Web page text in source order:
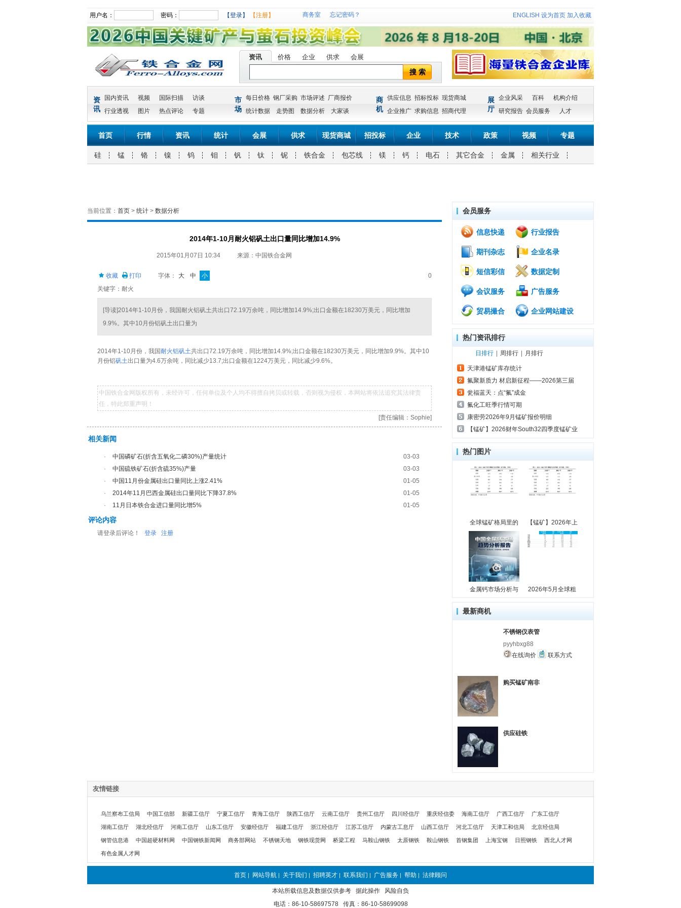
用户名： 密码： 【登录】 【注册】 商务室 忘记密码？ ENGLISH 设为首页 加入收藏
资讯 价格 企业 供求 会展
搜 索
资
讯
国内资讯 视频 国际扫描
访谈
行业透视
图片 热点评论 专题
市
场
每日价格 钢厂采购 市场评述 厂商报价
统计数据
走势图 数据分析 大家谈
商
机
供应信息 招标投标 现货商城
企业推广 求购信息 招商代理
展
厅
企业风采 百科
机构介绍
研究报告 会员服务 人才
首页 行情 资讯 统计 会展 供求 现货商城 招投标 企业 技术 政策 视频 专题
硅 锰 铬 镍 钨 钼 钒 钛 铌 铁合金 包芯线 镁 钙 电石 其它合金 金属 相关行业
当前位置： 首页 > 统计 > 数据分析
2014年1-10月耐火铝矾土出口量同比增加14.9%
2015年01月07日 10:34 来源：中国铁合金网
收藏 打印 字体： 大 中 小
0
关键字：耐火
[导读]2014年1-10月份，我国耐火铝矾土共出口72.19万余吨，同比增加14.9%;出口金额在18230万美元，同比增加
9.9%。其中10月份铝矾土出口量为
2014年1-10月份，我国耐火铝矾土共出口72.19万余吨，同比增加14.9%;出口金额在18230万美元，同比增加9.9%。其中10
月份铝矾土出口量为4.6万余吨，同比减少13.7;出口金额在1224万美元，同比减少9.6%。
中国铁合金网版权所有，未经许可，任何单位及个人均不得擅自拷贝或转载，否则视为侵权，本网站将依法追究其法律责
任，特此郑重声明！
[责任编辑：Sophie]
相关新闻
· 中国磷矿石(折含五氧化二磷30%)产量统计
03-03
·
中国硫铁矿石(折含硫35%)产量
03-03
·
中国11月份金属硅出口量同比上涨2.41%
01-05
·
2014年11月巴西金属硅出口量同比下降37.8%
01-05
·
11月日本铁合金进口量同比增5% 01-05
评论内容
请登录后评论！ 登录 注册
会员服务
信息快递 行业报告
期刊杂志 企业名录
短信彩信 数据定制
会议服务 广告服务
贸易撮合 企业网站建设
热门资讯排行
日排行 周排行 月排行
天津港锰矿库存统计
氟聚新质力 材启新征程——2026第三届
瓮福蓝天：点“氟”成金
氟化工旺季行情可期
康密劳2026年9月锰矿报价明细
【锰矿】2026财年South32四季度锰矿业
热门图片
全球锰矿格局里的 【锰矿】2026年上
金属钙市场分析与 2026年5月全球粗
最新商机
不锈钢仪表管
pyyhbxg88
在线询价
联系方式
购买锰矿南非
供应硅铁
友情链接
乌兰察布工信局 中国工信部 新疆工信厅 宁夏工信厅 青海工信厅 陕西工信厅 云南工信厅 贵州工信厅 四川经信厅 重庆经信委 海南工信厅 广西工信厅 广东工信厅
湖南工信厅 湖北经信厅 河南工信厅 山东工信厅 安徽经信厅 福建工信厅 浙江经信厅 江苏工信厅 内蒙古工息厅 山西工信厅 河北工信厅 天津工和信局 北京经信局
钢管信息港 中国超硬材料网 中国钢铁新闻网 商务部网站 不锈钢天地 钢铁现货网 桥梁工程 马鞍山钢铁 太原钢铁 鞍山钢铁 首钢集团 上海宝钢 日照钢铁 西北人才网
有色金属人才网
首页 | 网站导航 | 关于我们 | 招聘英才 | 联系我们 | 广告服务 | 帮助 | 法律顾问
本站所载信息及数据仅供参考 据此操作 风险自负
电话：86-10-58697578 传真：86-10-58699098